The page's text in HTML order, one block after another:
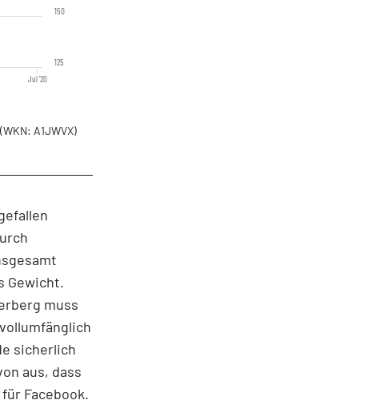
Jul '20
125
150
(WKN: A1JWVX)
Gewicht.
muss
sicherlich
aus, dass
Facebook.